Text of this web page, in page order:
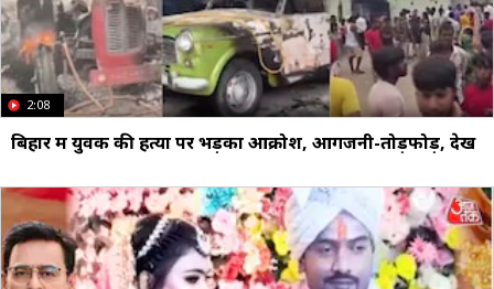
2:08
बिहार में युवक की हत्या पर भड़का आक्रोश, आगजनी-तोड़फोड़, देखें